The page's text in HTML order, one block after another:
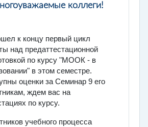
коллеги!
к концу первый цикл
над предаттестационной
по курсу "МООК - в
в этом семестре.
оценки за Семинар 9 его
ждем вас на
по курсу.
учебного процесса